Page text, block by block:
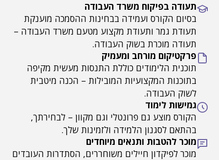
תעודה בפיקוח משרד העבודה
בסיום הקורס ועמידה בבחינות ההסמכה מוענקת
תעודת גמר ותעודת מקצוע מטעם משרד העבודה –
תעודה מוכרת בשוק העבודה.
פרקטיקום מורחב ומעמיק
תוכנית הלימודים כוללת התנסות מעשית מקיפה
בתוכנות המקצועיות המובילות – הכנה מיטבית
לשוק העבודה.
גמישות לימוד
הקורס מוצע גם פרונטלי וגם מקוון – לבחירתך,
בהתאם לסגנון הלמידה ולזמינות שלך.
מוכר להטבות ותנאים מיוחדים
מוכר לפיקדון חיילים משוחררים, הסתדרות העובדים